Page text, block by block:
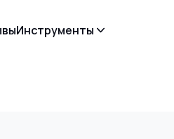
Инструменты